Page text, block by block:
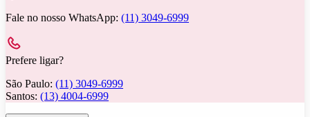
Fale no nosso WhatsApp: (11) 3049-6999
Prefere ligar?
São Paulo: (11) 3049-6999
Santos: (13) 4004-6999